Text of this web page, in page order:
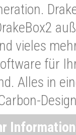
vieles
für
Alles in